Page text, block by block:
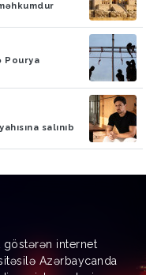
Pourya
salınıb
göstərən internet
Azərbaycanda